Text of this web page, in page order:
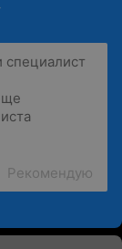
Рекомендую